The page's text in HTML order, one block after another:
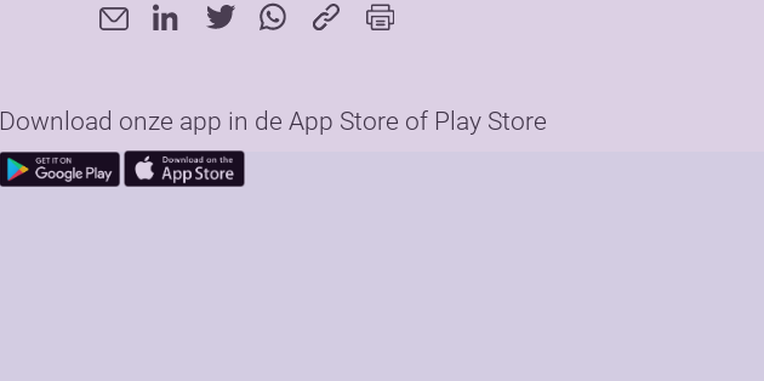
Download onze app in de App Store of Play Store